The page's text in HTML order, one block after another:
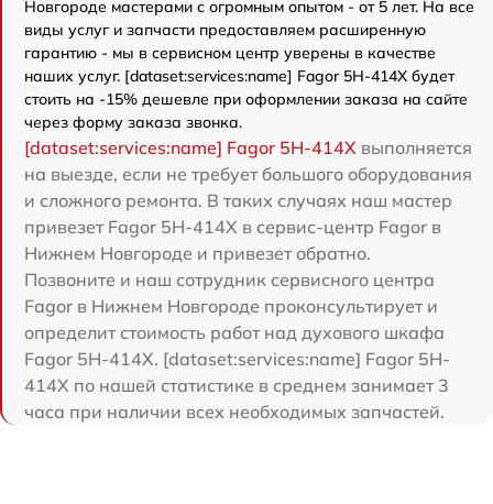
Новгороде мастерами с огромным опытом - от 5 лет. На все
виды услуг и запчасти предоставляем расширенную
гарантию - мы в сервисном центр уверены в качестве
наших услуг. [dataset:services:name] Fagor 5H-414X будет
стоить на -15% дешевле при оформлении заказа на сайте
через форму заказа звонка.
[dataset:services:name] Fagor 5H-414X выполняется
на выезде, если не требует большого оборудования
и сложного ремонта. В таких случаях наш мастер
привезет Fagor 5H-414X в сервис-центр Fagor в
Нижнем Новгороде и привезет обратно.
Позвоните и наш сотрудник сервисного центра
Fagor в Нижнем Новгороде проконсультирует и
определит стоимость работ над духового шкафа
Fagor 5H-414X. [dataset:services:name] Fagor 5H-
414X по нашей статистике в среднем занимает 3
часа при наличии всех необходимых запчастей.